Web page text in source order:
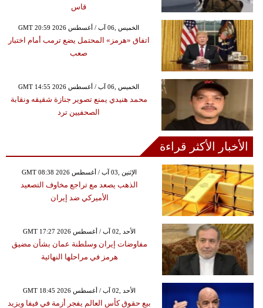
قاس
GMT 20:59 2026 الخميس ,06 آب / أغسطس
اتفاق «هرمز» المحتمل يضع ترمب أمام اختبار
صعب
GMT 14:55 2026 الخميس ,06 آب / أغسطس
محمد هنيدي يمنع تصوير جنازة شقيقه ونقابة
الصحفيين ترد
الأخبار الأكثر قراءة
GMT 08:38 2026 الإثنين ,03 آب / أغسطس
الذهب يصعد مع تراجع مخاوف التصعيد
الأميركي ضد إيران
GMT 17:27 2026 الأحد ,02 آب / أغسطس
مفاوضات إيران وسلطنة عمان بشأن مضيق
هرمز في مراحلها النهائية
GMT 18:45 2026 الأحد ,02 آب / أغسطس
بيع حقوق كأس العالم يفجر أزمة في فيفا ويزيد